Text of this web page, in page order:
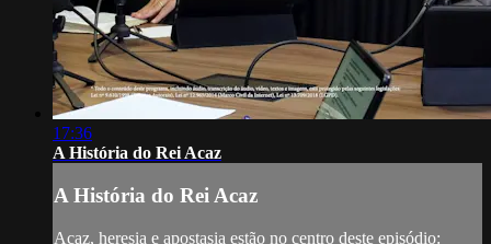
17:36
A História do Rei Acaz
A História do Rei Acaz
Acaz, heresia e apostasia estão no centro deste episódio: